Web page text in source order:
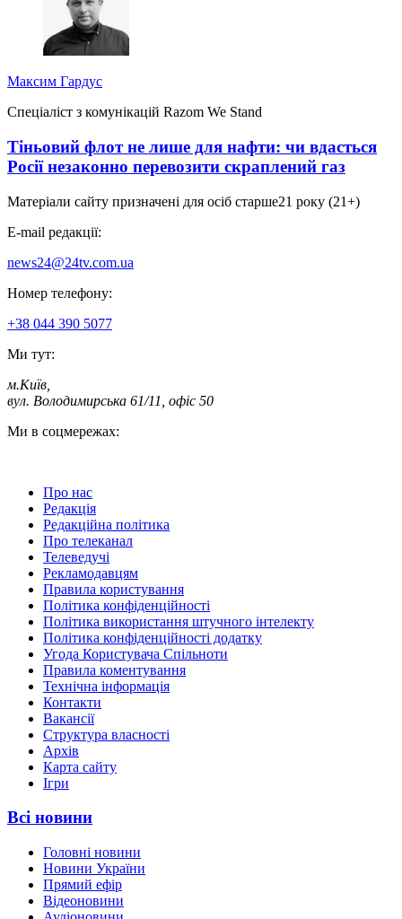
Максим Гардус
Спеціаліст з комунікацій Razom We Stand
Тіньовий флот не лише для нафти: чи вдасться
Росії незаконно перевозити скраплений газ
Матеріали сайту призначені для осіб старше21 року (21+)
E-mail редакції:
news24@24tv.com.ua
Номер телефону:
+38 044 390 5077
Ми тут:
м.Київ
вул. Володимирська 61/11, офіс 50
Ми в соцмережах:
Про нас
Редакція
Редакційна політика
Про телеканал
Телеведучі
Рекламодавцям
Правила користування
Політика конфіденційності
Політика використання штучного інтелекту
Політика конфіденційності додатку
Угода Користувача Спільноти
Правила коментування
Технічна інформація
Контакти
Вакансії
Структура власності
Архів
Карта сайту
Ігри
Всі новини
Головні новини
Новини України
Прямий ефір
Відеоновини